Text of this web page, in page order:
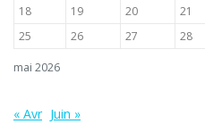
mai 2026
18
19 20 21
25
26 27 28
« Avr Juin »